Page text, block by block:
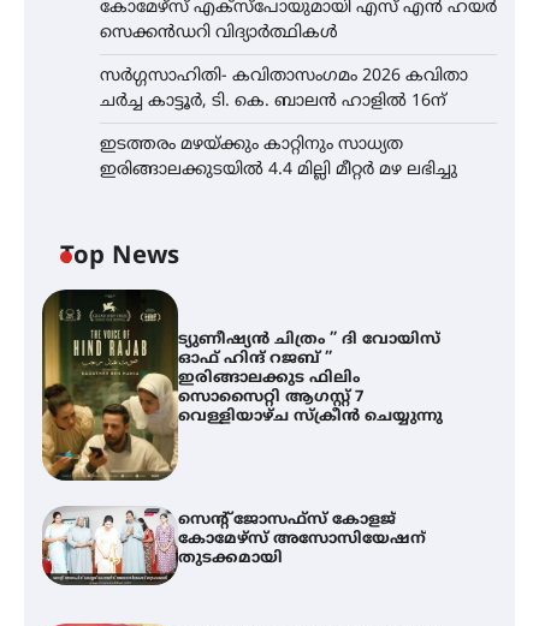
കോമേഴ്സ് എക്സ്പോയുമായി എസ് എൻ ഹയർ
സെക്കൻഡറി വിദ്യാർത്ഥികൾ
സർഗ്ഗസാഹിതി- കവിതാസംഗമം 2026 കവിതാ
ചർച്ച കാട്ടൂർ, ടി. കെ. ബാലൻ ഹാളിൽ 16ന്
ഇടത്തരം മഴയ്ക്കും കാറ്റിനും സാധ്യത
ഇരിങ്ങാലക്കുടയിൽ 4.4 മില്ലി മീറ്റർ മഴ ലഭിച്ചു
Top News
ട്യുണീഷ്യൻ ചിത്രം ” ദി വോയിസ്
ഓഫ് ഹിന്ദ് റജബ് ”
ഇരിങ്ങാലക്കുട ഫിലിം
സൊസൈറ്റി ആഗസ്റ്റ് 7
വെള്ളിയാഴ്ച സ്‌ക്രീൻ ചെയ്യുന്നു
സെന്റ് ജോസഫ്സ് കോളജ്
കോമേഴ്‌സ് അസോസിയേഷന്
തുടക്കമായി